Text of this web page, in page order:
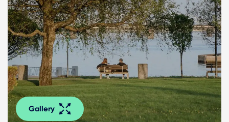
Gallery